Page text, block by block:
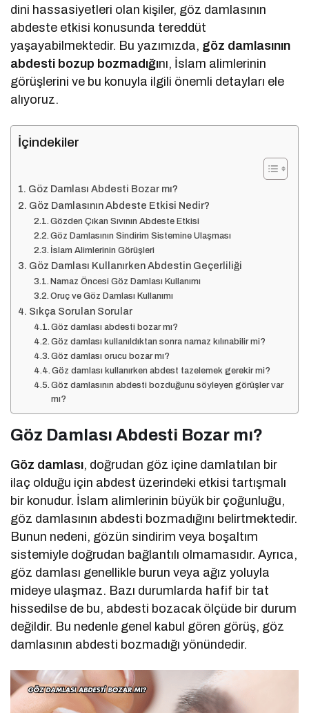
dini hassasiyetleri olan kişiler, göz damlasının
abdeste etkisi konusunda tereddüt
yaşayabilmektedir. Bu yazımızda, göz damlasının
abdesti bozup bozmadığını, İslam alimlerinin
görüşlerini ve bu konuyla ilgili önemli detayları ele
alıyoruz.
İçindekiler
Göz Damlası Abdesti Bozar mı?
Göz Damlasının Abdeste Etkisi Nedir?
Gözden Çıkan Sıvının Abdeste Etkisi
Göz Damlasının Sindirim Sistemine Ulaşması
İslam Alimlerinin Görüşleri
Göz Damlası Kullanırken Abdestin Geçerliliği
Namaz Öncesi Göz Damlası Kullanımı
Oruç ve Göz Damlası Kullanımı
Sıkça Sorulan Sorular
Göz damlası abdesti bozar mı?
Göz damlası kullanıldıktan sonra namaz kılınabilir mi?
Göz damlası orucu bozar mı?
Göz damlası kullanırken abdest tazelemek gerekir mi?
Göz damlasının abdesti bozduğunu söyleyen görüşler var
mı?
Göz Damlası Abdesti Bozar mı?
Göz damlası, doğrudan göz içine damlatılan bir
ilaç olduğu için abdest üzerindeki etkisi tartışmalı
bir konudur. İslam alimlerinin büyük bir çoğunluğu,
göz damlasının abdesti bozmadığını belirtmektedir.
Bunun nedeni, gözün sindirim veya boşaltım
sistemiyle doğrudan bağlantılı olmamasıdır. Ayrıca,
göz damlası genellikle burun veya ağız yoluyla
mideye ulaşmaz. Bazı durumlarda hafif bir tat
hissedilse de bu, abdesti bozacak ölçüde bir durum
değildir. Bu nedenle genel kabul gören görüş, göz
damlasının abdesti bozmadığı yönündedir.